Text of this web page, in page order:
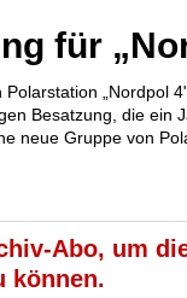
für
„Nordpol
Besatzung, die ein
neue Gruppe von
Abo, um
können.